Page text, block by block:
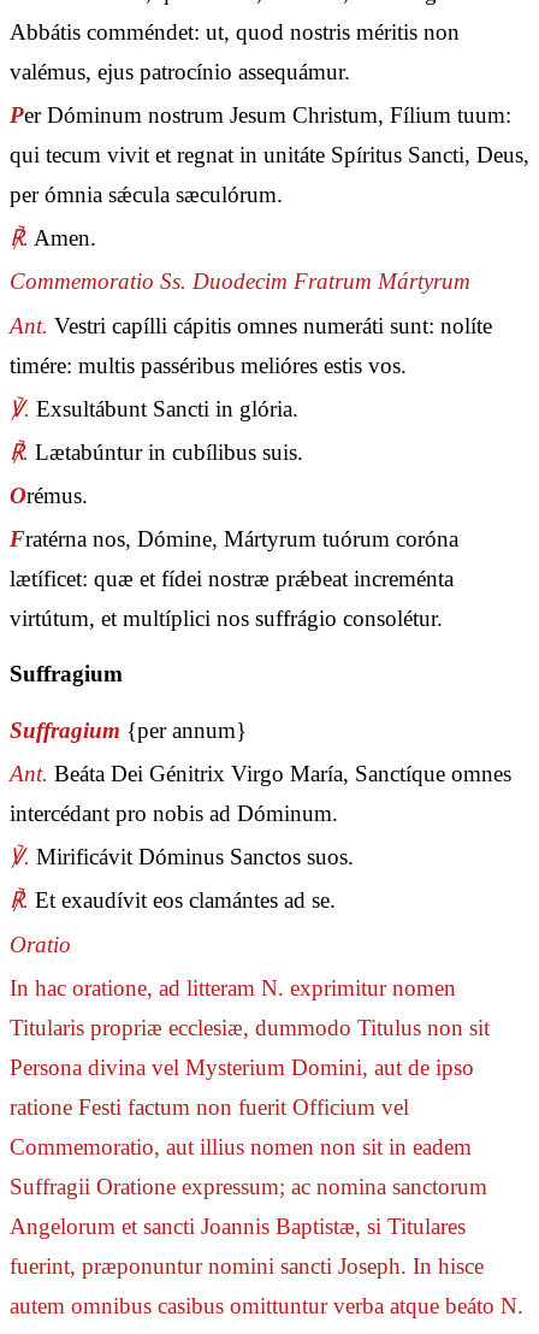
Abbátis comméndet: ut, quod nostris méritis non
valémus, ejus patrocínio assequámur.
Per Dóminum nostrum Jesum Christum, Fílium tuum:
qui tecum vivit et regnat in unitáte Spíritus Sancti, Deus,
per ómnia sǽcula sæculórum.
℟. Amen.
Commemoratio Ss. Duodecim Fratrum Mártyrum
Ant. Vestri capílli cápitis omnes numeráti sunt: nolíte
timére: multis passéribus melióres estis vos.
℣. Exsultábunt Sancti in glória.
℟. Lætabúntur in cubílibus suis.
Orémus.
Fratérna nos, Dómine, Mártyrum tuórum coróna
lætíficet: quæ et fídei nostræ prǽbeat increménta
virtútum, et multíplici nos suffrágio consolétur.
Suffragium
Suffragium {per annum}
Ant. Beáta Dei Génitrix Virgo María, Sanctíque omnes
intercédant pro nobis ad Dóminum.
℣. Mirificávit Dóminus Sanctos suos.
℟. Et exaudívit eos clamántes ad se.
Oratio
In hac oratione, ad litteram N. exprimitur nomen
Titularis propriæ ecclesiæ, dummodo Titulus non sit
Persona divina vel Mysterium Domini, aut de ipso
ratione Festi factum non fuerit Officium vel
Commemoratio, aut illius nomen non sit in eadem
Suffragii Oratione expressum; ac nomina sanctorum
Angelorum et sancti Joannis Baptistæ, si Titulares
fuerint, præponuntur nomini sancti Joseph. In hisce
autem omnibus casibus omittuntur verba atque beáto N.